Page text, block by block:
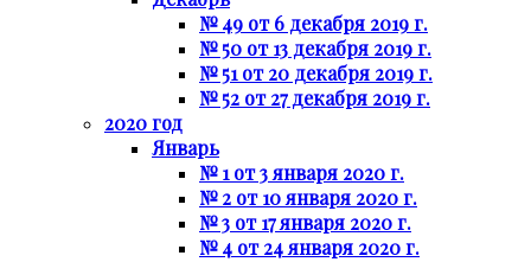
№ 49 от 6 декабря 2019 г.
№ 50 от 13 декабря 2019 г.
№ 51 от 20 декабря 2019 г.
№ 52 от 27 декабря 2019 г.
2020 год
Январь
№ 1 от 3 января 2020 г.
№ 2 от 10 января 2020 г.
№ 3 от 17 января 2020 г.
№ 4 от 24 января 2020 г.